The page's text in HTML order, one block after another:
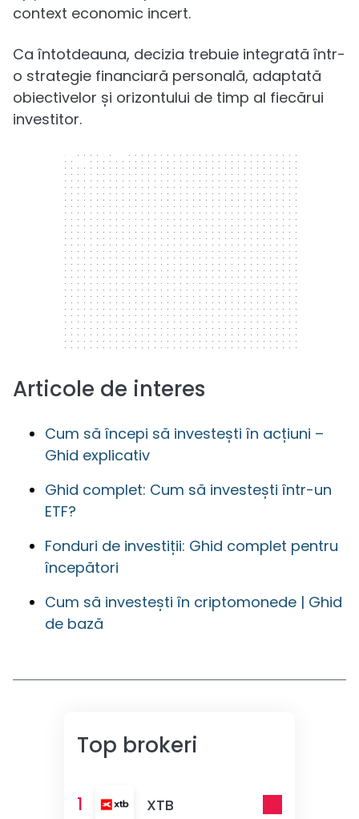
context economic incert.
Ca întotdeauna, decizia trebuie integrată într-
o strategie financiară personală, adaptată
obiectivelor și orizontului de timp al fiecărui
investitor.
300 x 250
Articole de interes
Cum să începi să investești în acțiuni –
Ghid explicativ
Ghid complet: Cum să investești într-un
ETF?
Fonduri de investiții: Ghid complet pentru
începători
Cum să investești în criptomonede | Ghid
de bază
Top brokeri
1 XTB